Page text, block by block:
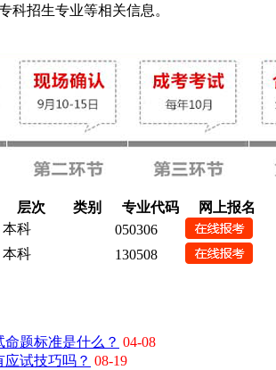
科招生专业等相关信息。
层次 类别 专业代码
网上报名
本科
050306
本科
130508
题标准是什么？ 04-08
试技巧吗？ 08-19